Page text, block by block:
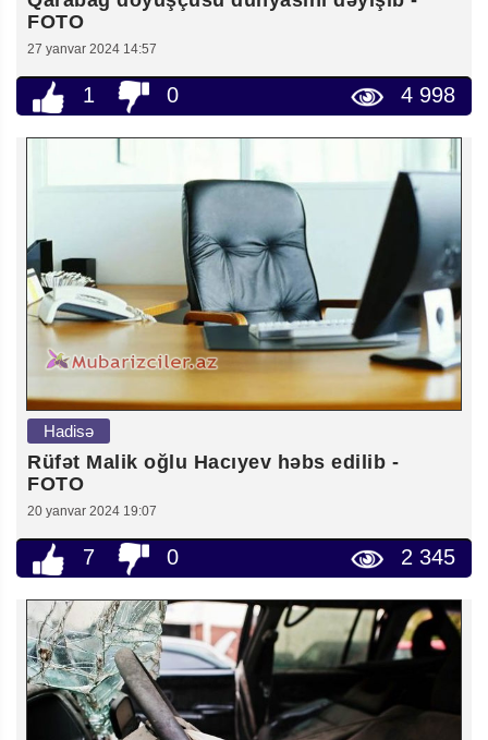
FOTO
27 yanvar 2024 14:57
1 0 4 998
Hadisə
Rüfət Malik oğlu Hacıyev həbs edilib -
FOTO
20 yanvar 2024 19:07
7 0 2 345